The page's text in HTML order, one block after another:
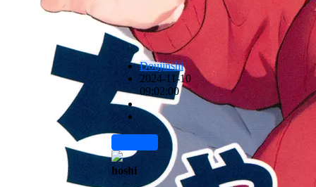
Doujinshi
2024-11-10
09:02:00
hoshi